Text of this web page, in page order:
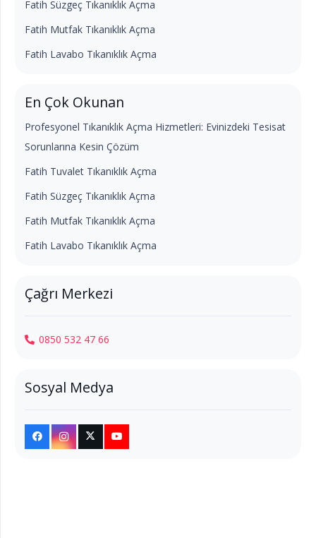
Fatih Süzgeç Tıkanıklık Açma
Fatih Mutfak Tıkanıklık Açma
Fatih Lavabo Tıkanıklık Açma
En Çok Okunan
Profesyonel Tıkanıklık Açma Hizmetleri: Evinizdeki Tesisat
Sorunlarına Kesin Çözüm
Fatih Tuvalet Tıkanıklık Açma
Fatih Süzgeç Tıkanıklık Açma
Fatih Mutfak Tıkanıklık Açma
Fatih Lavabo Tıkanıklık Açma
Çağrı Merkezi
0850 532 47 66
Sosyal Medya